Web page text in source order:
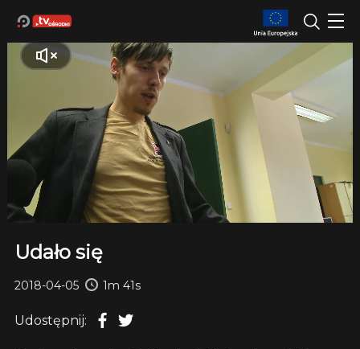
Udało się
2018-04-05 1m 41s
Udostępnij: